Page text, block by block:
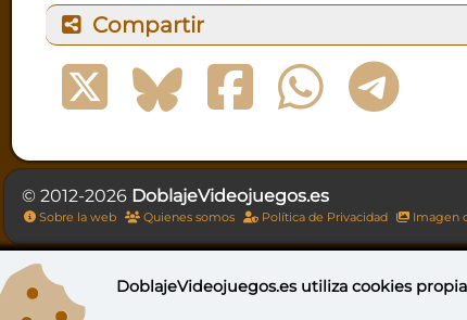
Compartir
© 2012-2026 DoblajeVideojuegos.es
Sobre la web Quienes somos Política de Privacidad Imagen
DoblajeVideojuegos.es utilizacookies